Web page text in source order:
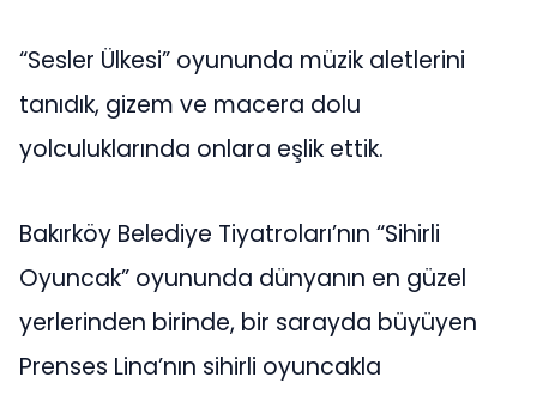
“Sesler Ülkesi” oyununda müzik aletlerini
tanıdık, gizem ve macera dolu
yolculuklarında onlara eşlik ettik.
Bakırköy Belediye Tiyatroları’nın “Sihirli
Oyuncak” oyununda dünyanın en güzel
yerlerinden birinde, bir sarayda büyüyen
Prenses Lina’nın sihirli oyuncakla